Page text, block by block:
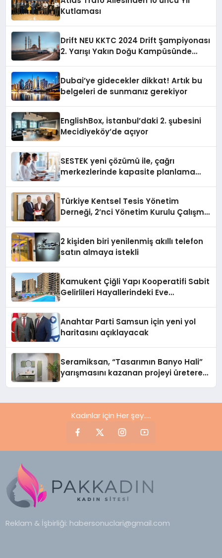
Kutlaması
Drift NEU KKTC 2024 Drift Şampiyonası
2. Yarışı Yakın Doğu Kampüsünde
Dubai’ye gidecekler dikkat! Artık bu
belgeleri de sunmanız gerekiyor
EnglishBox, İstanbul’daki 2. şubesini
Mecidiyeköy’de açıyor
SESTEK yeni çözümü ile, çağrı
merkezlerinde kapasite planlama
Türkiye Kentsel Tesis Yönetim
Derneği, 2’nci Yönetim Kurulu Çalışma
2 kişiden biri yenilenmiş akıllı telefon
satın almaya istekli
Kamukent Çiğli Yapı Kooperatifi Sabit
Gelirlileri Hayallerindeki Eve
Anahtar Parti Samsun için yeni yol
haritasını açıklayacak
Seramiksan, “Tasarımın Banyo Hali”
yarışmasını kazanan projeyi üreterek
Kadınlar için Her şey.....
Reklam & İşbirliği: habersonuclari@gmail.com